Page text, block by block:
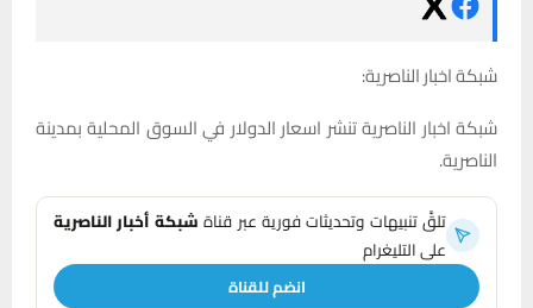
شبكة اخبار الناصرية:
شبكة اخبار الناصرية تنشر اسعار الدولار في السوق المحلية بمدينة
الناصرية.
تلقَّ تنبيهات وتحديثات فورية عبر قناةشبكة أخبار الناصرية
على التليغرام
انضم للقناة